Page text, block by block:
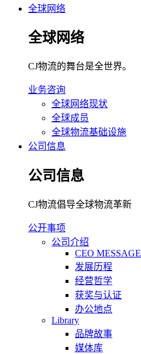
全球网络
全球网络
CJ物流的舞台是全世界。
业务咨询
全球网络现状
全球成员
全球物流基础设施
公司信息
公司信息
CJ物流倡导全球物流革新
公开事项
公司介绍
CEO MESSAGE
发展历程
经营哲学
获奖与认证
办公地点
Library
品牌故事
媒体库